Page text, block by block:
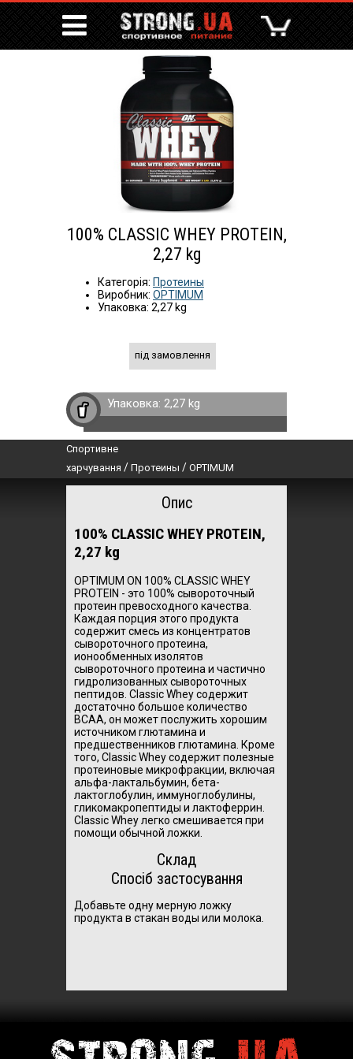
100% CLASSIC WHEY PROTEIN,
2,27 kg
Категорія: Протеины
Виробник: OPTIMUM
Упаковка: 2,27 kg
під замовлення
Упаковка: 2,27 kg
Спортивне
харчування / Протеины / OPTIMUM
Опис
100% CLASSIC WHEY PROTEIN,
2,27 kg
OPTIMUM ON 100% CLASSIC WHEY
PROTEIN - это 100% сывороточный
протеин превосходного качества.
Каждая порция этого продукта
содержит смесь из концентратов
сывороточного протеина,
ионообменных изолятов
сывороточного протеина и частично
гидролизованных сывороточных
пептидов. Classic Whey содержит
достаточно большое количество
BCAA, он может послужить хорошим
источником глютамина и
предшественников глютамина. Кроме
того, Classic Whey содержит полезные
протеиновые микрофракции, включая
альфа-лактальбумин, бета-
лактоглобулин, иммуноглобулины,
гликомакропептиды и лактоферрин.
Classic Whey легко смешивается при
помощи обычной ложки.
Склад
Спосіб застосування
Добавьте одну мерную ложку
продукта в стакан воды или молока.